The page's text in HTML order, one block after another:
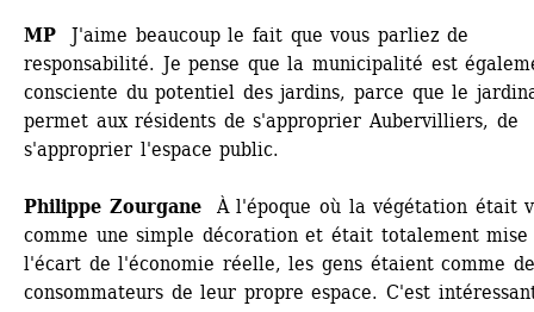
MP J'aime beaucoup le fait que vous parliez de
responsabilité. Je pense que la municipalité est
consciente du potentiel des jardins, parce que le
permet aux résidents de s'approprier Aubervilliers, de
s'approprier l'espace public.
Philippe Zourgane
À l'époque où la végétation était
comme une simple décoration et était totalement mise
l'écart de l'économie réelle, les gens étaient comme
consommateurs de leur propre espace. C'est